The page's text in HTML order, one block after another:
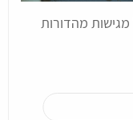
מהדורות